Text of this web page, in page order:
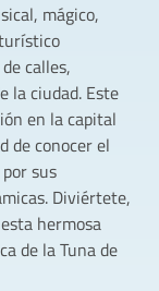
mágico,
calles,
la ciudad. Este
en la capital
de conocer el
sus
Diviértete,
hermosa
de la Tuna de